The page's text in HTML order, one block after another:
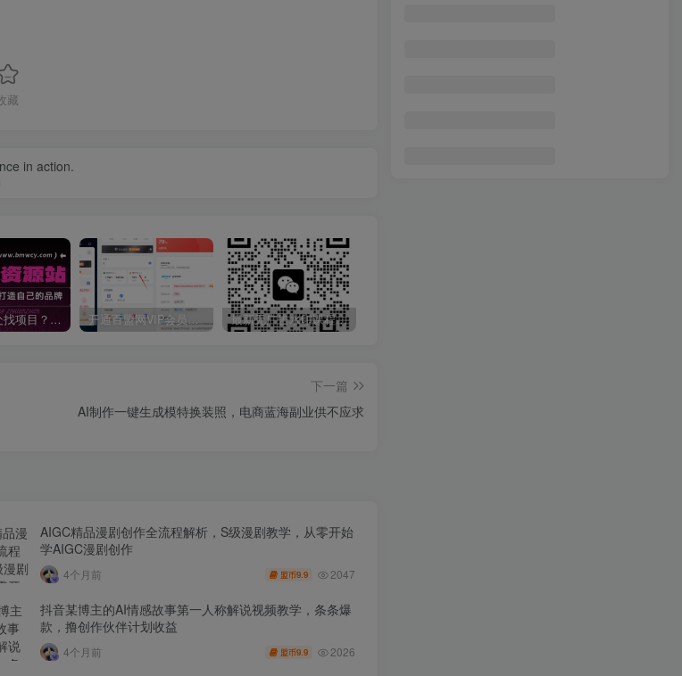
藏
in action.
你还在到处找项目？还在当韭菜？我靠卖项目一个月收入5万+，曾经我也是个失败者。 最新无广告水印课程资源 长期更新
下一篇
AI制作一键生成模特换装照，电商蓝海副业供不应求
AIGC精品漫剧创作全流程解析，S级漫剧教学，从零开始
学AIGC漫剧创作
4个月前 盟币9.9 2047
抖音某博主的AI情感故事第一人称解说视频教学，条条爆
款，撸创作伙伴计划收益
4个月前 盟币9.9 2026